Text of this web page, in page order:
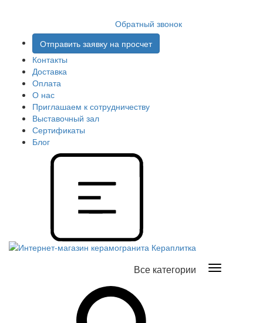
Обратный звонок
Отправить заявку на просчет
Контакты
Доставка
Оплата
О нас
Приглашаем к сотрудничеству
Выставочный зал
Сертификаты
Блог
Все категории